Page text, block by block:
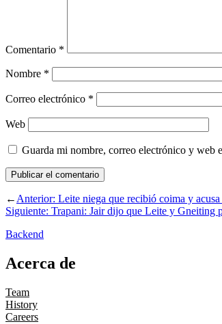
Comentario *
Nombre *
Correo electrónico *
Web
Guarda mi nombre, correo electrónico y web
←Anterior: Leite niega que recibió coima y
Siguiente: Trapani: Jair dijo que Leite y Gneiting
Backend
Acerca de
Team
History
Careers